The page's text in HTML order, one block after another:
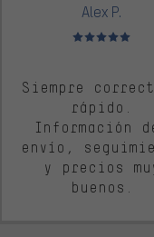
Alex P.
Valoración
Siempre
rápido.
Información
envío,
y precios
buenos.